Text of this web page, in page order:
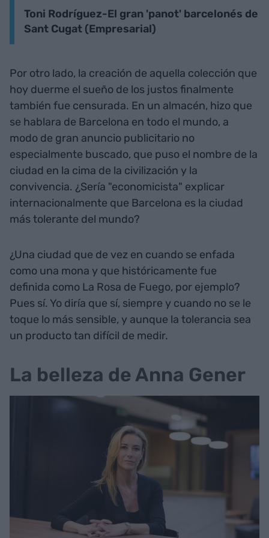
Toni Rodríguez-El gran 'panot' barcelonés de
Sant Cugat (Empresarial)
Por otro lado, la creación de aquella colección que
hoy duerme el sueño de los justos finalmente
también fue censurada. En un almacén, hizo que
se hablara de Barcelona en todo el mundo, a
modo de gran anuncio publicitario no
especialmente buscado, que puso el nombre de la
ciudad en la cima de la civilización y la
convivencia. ¿Sería "economicista" explicar
internacionalmente que Barcelona es la ciudad
más tolerante del mundo?
¿Una ciudad que de vez en cuando se enfada
como una mona y que históricamente fue
definida como La Rosa de Fuego, por ejemplo?
Pues sí. Yo diría que sí, siempre y cuando no se le
toque lo más sensible, y aunque la tolerancia sea
un producto tan difícil de medir.
La belleza de Anna Gener